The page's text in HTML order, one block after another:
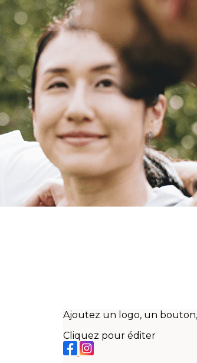
Exporter les lignes sélectionnées
Exporter toutes les colonnes
Exporter uniquement les colonnes
Menu
?>
Images de la page d'accueil
Cliquez pour éditer
Ajoutez un logo, un
Cliquez pour éditer